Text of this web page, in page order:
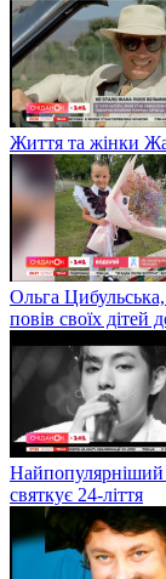
Життя та жінки
Ольга
повів своїх дітей
святкує 24-ліття